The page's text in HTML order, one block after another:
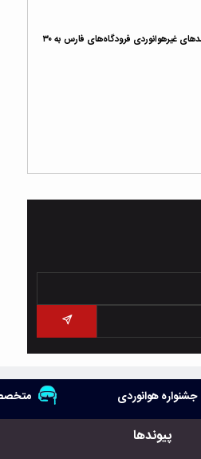
افزایش سهم درآمدهای غیرهوانوردی فرودگاه‌های فارس به ۳۰
جشنواره هوانوردی
پیوندها